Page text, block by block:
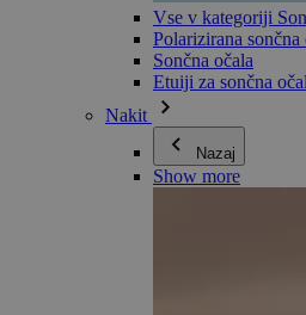
Vse v kategoriji
Polarizirana sončna
Sončna očala
Etuiji za sončna
Nakit
Nazaj
Show more